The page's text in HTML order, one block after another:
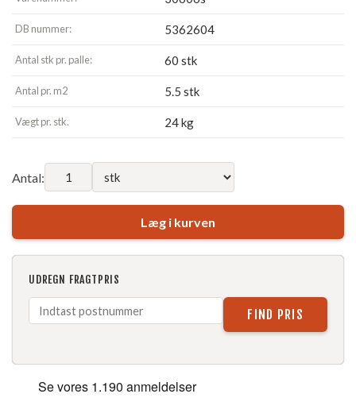
DB nummer: 5362604
Antal stk pr. palle: 60 stk
Antal pr. m2 5.5 stk
Vægt pr. stk. 24 kg
Antal:
Læg i kurven
UDREGN FRAGTPRIS